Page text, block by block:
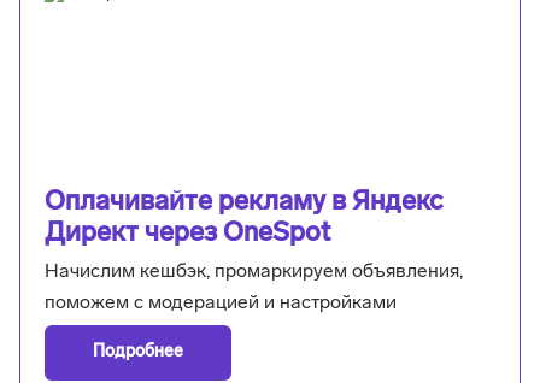
Оплачивайте рекламу в Яндекс
Директ через OneSpot
Начислим кешбэк, промаркируем объявления,
поможем с модерацией и настройками
Подробнее